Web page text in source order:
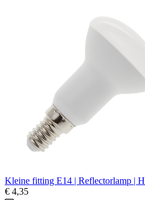
Kleine fitting E14 | Reflectorlamp |
€ 4,35